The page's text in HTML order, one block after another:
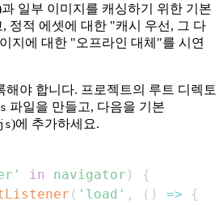
일부 이미지를 캐싱하기 위한 기본
정적 에셋에 대한 "캐시 우선, 그 다
지에 대한 "오프라인 대체"를 시연
해야 합니다. 프로젝트의 루트 디렉토
파일을 만들고, 다음을 기본
)에 추가하세요.
in navigator )
{
( 'load' , ( ) =>
{